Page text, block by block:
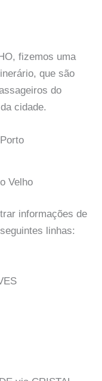
fizemos uma
que são
do
cidade.
Velho
informações de
linhas: